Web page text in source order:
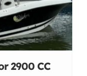
2900 CC